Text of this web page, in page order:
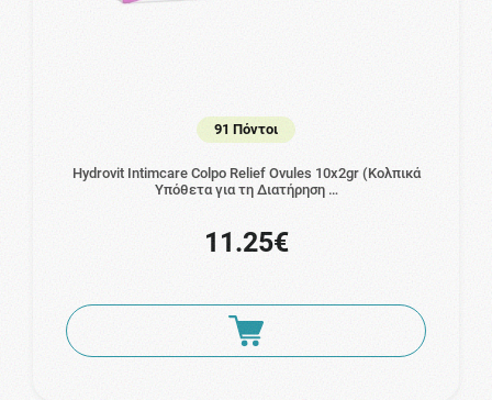
91 Πόντοι
Hydrovit Intimcare Colpo Relief Ovules 10x2gr (Κολπικά
Υπόθετα για τη Διατήρηση …
11.25€